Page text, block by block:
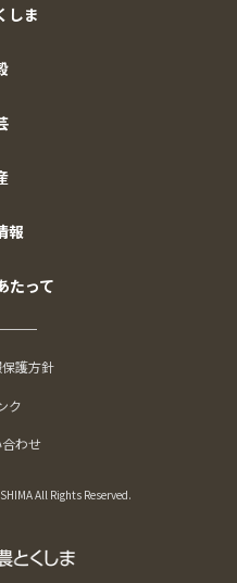
しま
報
たって
All Rights Reserved.
護方針
ク
わせ